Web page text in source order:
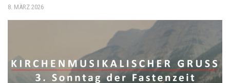
8. MÄRZ 2026